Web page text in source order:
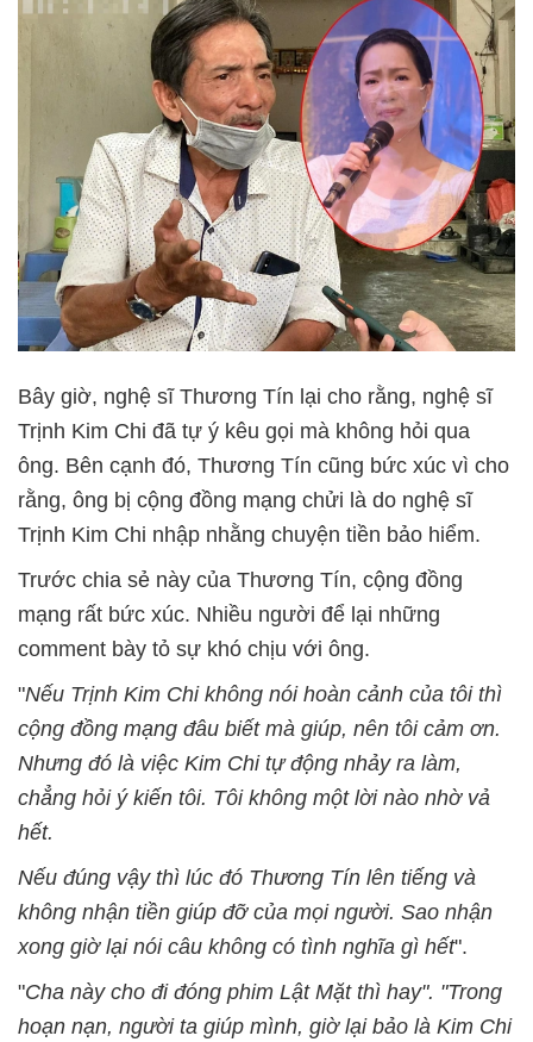
Bây giờ, nghệ sĩ Thương Tín lại cho rằng, nghệ sĩ
Trịnh Kim Chi đã tự ý kêu gọi mà không hỏi qua
ông. Bên cạnh đó, Thương Tín cũng bức xúc vì cho
rằng, ông bị cộng đồng mạng chửi là do nghệ sĩ
Trịnh Kim Chi nhập nhằng chuyện tiền bảo hiểm.
Trước chia sẻ này của Thương Tín, cộng đồng
mạng rất bức xúc. Nhiều người để lại những
comment bày tỏ sự khó chịu với ông.
"Nếu Trịnh Kim Chi không nói hoàn cảnh của tôi thì
cộng đồng mạng đâu biết mà giúp, nên tôi cảm ơn.
Nhưng đó là việc Kim Chi tự động nhảy ra làm,
chẳng hỏi ý kiến tôi. Tôi không một lời nào nhờ vả
hết.
Nếu đúng vậy thì lúc đó Thương Tín lên tiếng và
không nhận tiền giúp đỡ của mọi người. Sao nhận
xong giờ lại nói câu không có tình nghĩa gì hết".
"Cha này cho đi đóng phim Lật Mặt thì hay". "Trong
hoạn nạn, người ta giúp mình, giờ lại bảo là Kim Chi